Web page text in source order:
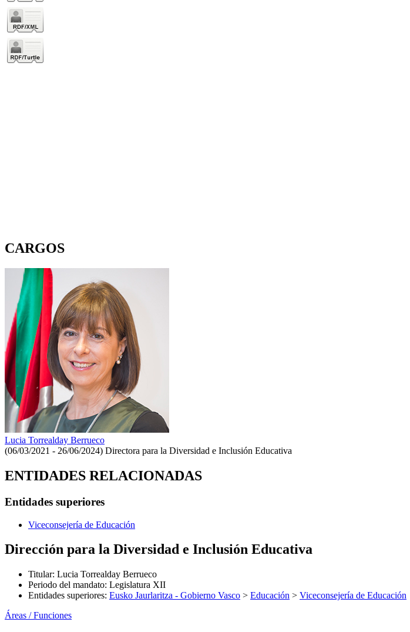
CARGOS
Lucia Torrealday Berrueco
(06/03/2021 - 26/06/2024) Directora para la Diversidad e Inclusión Educativa
ENTIDADES RELACIONADAS
Entidades superiores
Viceconsejería de Educación
Dirección para la Diversidad e Inclusión Educativa
Titular: Lucia Torrealday Berrueco
Periodo del mandato: Legislatura XII
Entidades superiores: Eusko Jaurlaritza - Gobierno Vasco > Educación > Viceconsejería de Educación
Áreas / Funciones